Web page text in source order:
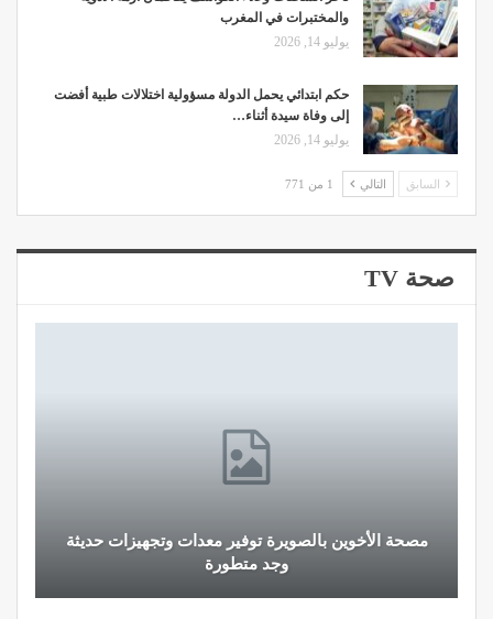
والمختبرات في المغرب
يوليو 14, 2026
حكم ابتدائي يحمل الدولة مسؤولية اختلالات طبية أفضت
إلى وفاة سيدة أثناء…
يوليو 14, 2026
السابق التالي 1 من 771
صحة TV
مصحة الأخوين بالصويرة توفير معدات وتجهيزات حديثة
وجد متطورة